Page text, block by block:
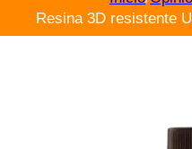
Resina 3D resistente